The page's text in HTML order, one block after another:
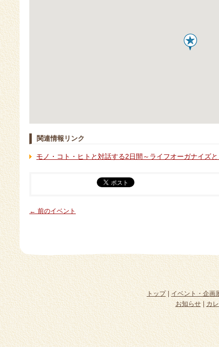
関連情報リンク
モノ・コト・ヒトと対話する2日間～ライフオーガナイズ
← 前のイベント
トップ|イベント・企画
お知らせ| カ